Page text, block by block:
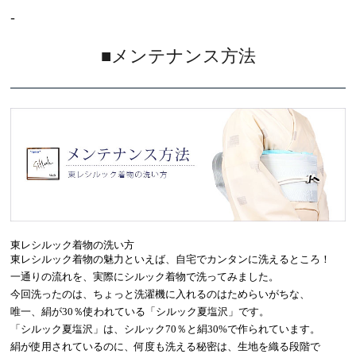
-
■メンテナンス方法
東レシルック着物の洗い方
東レシルック着物の魅力といえば、自宅でカンタンに洗えるところ！
一通りの流れを、実際にシルック着物で洗ってみました。
今回洗ったのは、ちょっと洗濯機に入れるのはためらいがちな、
唯一、絹が30％使われている「シルック夏塩沢」です。
「シルック夏塩沢」は、シルック70％と絹30%で作られています。
絹が使用されているのに、何度も洗える秘密は、生地を織る段階で